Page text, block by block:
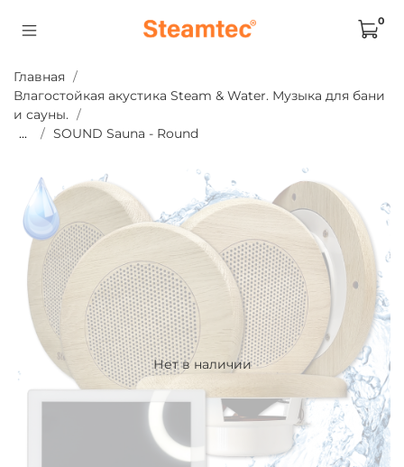
0
Главная
Влагостойкая акустика Steam & Water. Музыка для бани
и сауны.
...
SOUND Sauna - Round
Нет в наличии